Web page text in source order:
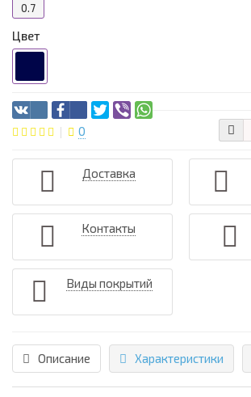
0.7
Цвет
0
Доставка
Контакты
Виды покрытий
Описание Характеристики